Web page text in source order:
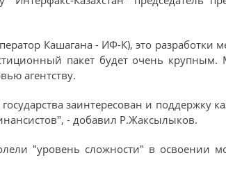
Кашагана - ИФ-К), это разработки
пакет будет очень
агентству.
заинтересован и поддержку
- добавил Р.Жаксылыков.
"уровень сложности" в освоении